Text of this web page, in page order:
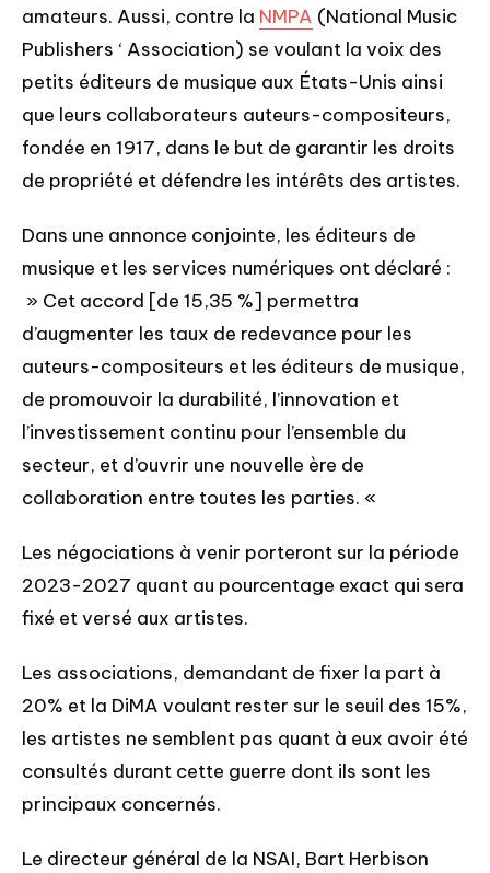
amateurs. Aussi, contre la NMPA (National Music
Publishers ‘ Association) se voulant la voix des
petits éditeurs de musique aux États-Unis ainsi
que leurs collaborateurs auteurs-compositeurs,
fondée en 1917, dans le but de garantir les droits
de propriété et défendre les intérêts des artistes.
Dans une annonce conjointe, les éditeurs de
musique et les services numériques ont déclaré :
» Cet accord [de 15,35 %] permettra
d’augmenter les taux de redevance pour les
auteurs-compositeurs et les éditeurs de musique,
de promouvoir la durabilité, l’innovation et
l’investissement continu pour l’ensemble du
secteur, et d’ouvrir une nouvelle ère de
collaboration entre toutes les parties. «
Les négociations à venir porteront sur la période
2023-2027 quant au pourcentage exact qui sera
fixé et versé aux artistes.
Les associations, demandant de fixer la part à
20% et la DiMA voulant rester sur le seuil des 15%,
les artistes ne semblent pas quant à eux avoir été
consultés durant cette guerre dont ils sont les
principaux concernés.
Le directeur général de la NSAI, Bart Herbison